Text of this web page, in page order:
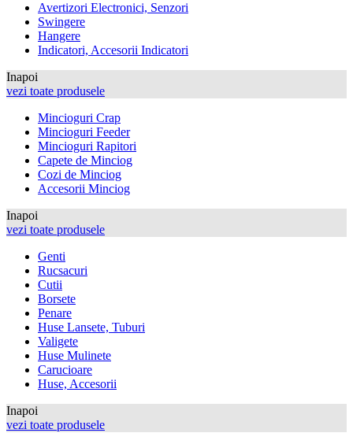
Avertizori Electronici, Senzori
Swingere
Hangere
Indicatori, Accesorii Indicatori
Inapoi
vezi toate produsele
Mincioguri Crap
Mincioguri Feeder
Mincioguri Rapitori
Capete de Minciog
Cozi de Minciog
Accesorii Minciog
Inapoi
vezi toate produsele
Genti
Rucsacuri
Cutii
Borsete
Penare
Huse Lansete, Tuburi
Valigete
Huse Mulinete
Carucioare
Huse, Accesorii
Inapoi
vezi toate produsele